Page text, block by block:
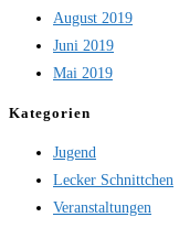
August 2019
Juni 2019
Mai 2019
Kategorien
Jugend
Lecker Schnittchen
Veranstaltungen